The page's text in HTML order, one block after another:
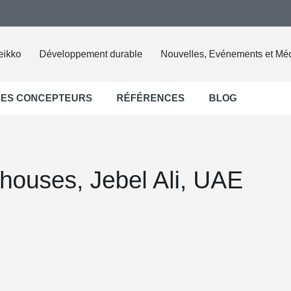
Développement durable Nouvelles, Evénements et
CONCEPTEURS RÉFÉRENCES BLOG
Jebel Ali, UAE